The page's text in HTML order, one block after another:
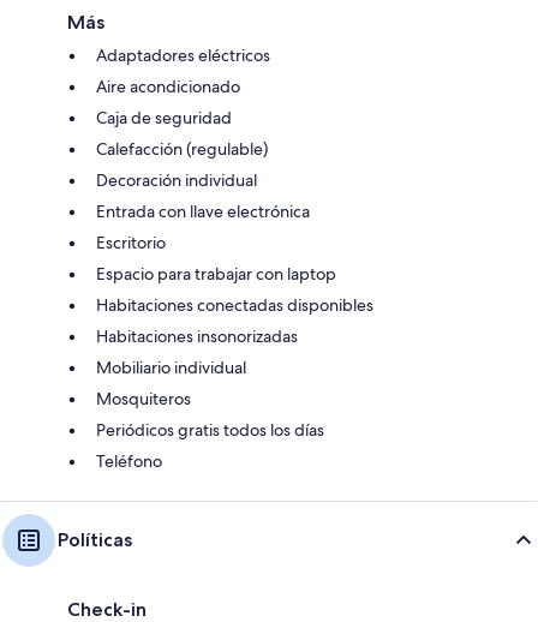
Más
Adaptadores eléctricos
Aire acondicionado
Caja de seguridad
Calefacción (regulable)
Decoración individual
Entrada con llave electrónica
Escritorio
Espacio para trabajar con laptop
Habitaciones conectadas disponibles
Habitaciones insonorizadas
Mobiliario individual
Mosquiteros
Periódicos gratis todos los días
Teléfono
Políticas
Check-in